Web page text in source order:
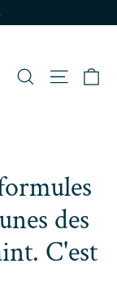
Rechercher
des
C'est